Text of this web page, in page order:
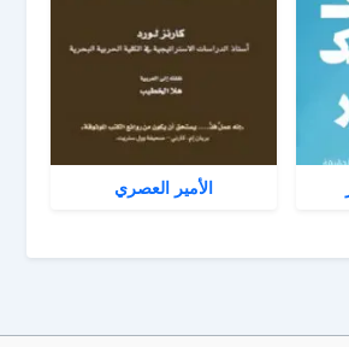
الأمير العصري